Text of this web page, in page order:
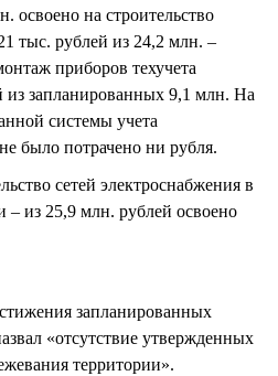
освоено на строительство
тыс. рублей из 24,2 млн. –
приборов техучета
из запланированных 9,1 млн. На
системы учета
было потрачено ни рубля.
сетей электроснабжения в
из 25,9 млн. рублей освоено
запланированных
«отсутствие утвержденных
территории».